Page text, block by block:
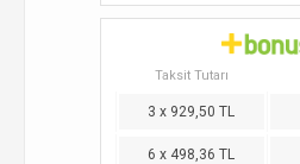
Taksit Tutarı
3 x 929,50 TL
6 x 498,36 TL